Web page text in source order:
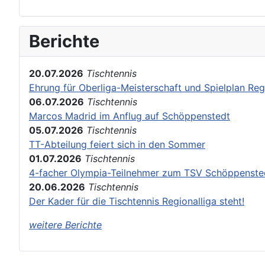
Berichte
20.07.2026 Tischtennis
Ehrung für Oberliga-Meisterschaft und Spielplan
06.07.2026 Tischtennis
Marcos Madrid im Anflug auf Schöppenstedt
05.07.2026 Tischtennis
TT-Abteilung feiert sich in den Sommer
01.07.2026 Tischtennis
4-facher Olympia-Teilnehmer zum TSV
20.06.2026 Tischtennis
Der Kader für die Tischtennis Regionalliga steht!
weitere Berichte